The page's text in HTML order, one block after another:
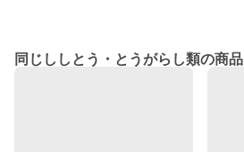
同じししとう・とうがらし類の商品